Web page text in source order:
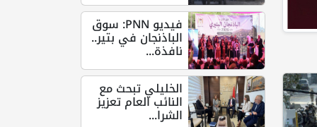
فيديو PNN: سوق
الباذنجان في بتير..
نافذة...
الخليلي تبحث مع
النائب العام تعزيز
الشرا...